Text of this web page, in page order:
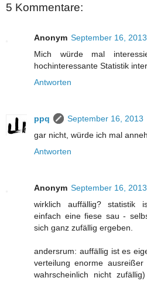
5 Kommentare:
Anonym September 16, 2013
Mich würde mal
hochinteressante Statistik
Antworten
ppq
September 16, 2013
gar nicht, würde ich mal
Antworten
Anonym September 16, 2013
wirklich auffällig? statistik
einfach eine fiese sau -
sich ganz zufällig ergeben.
andersrum: auffällig ist es
verteilung enorme
wahrscheinlich nicht